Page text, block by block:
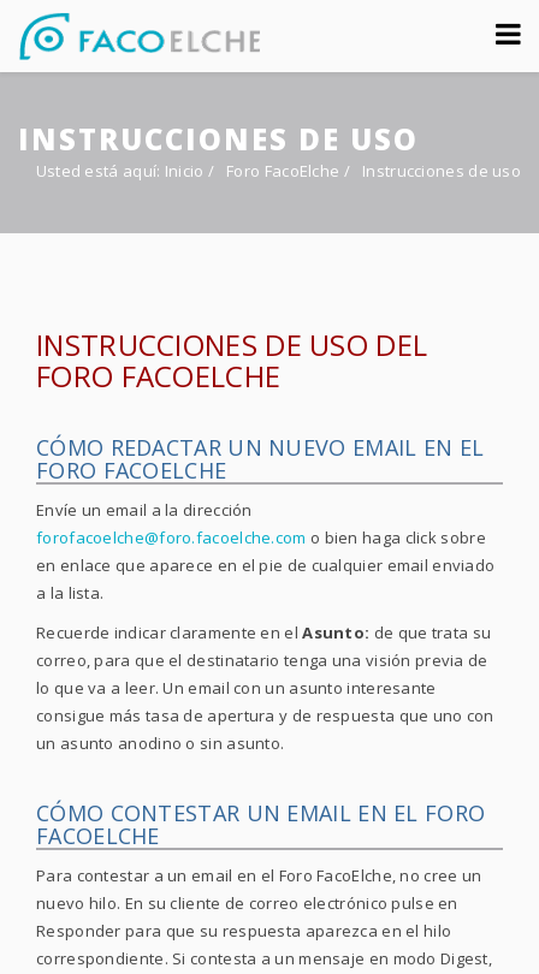
Sobre nosotros
Congreso
Contacto
INSTRUCCIONES DE USO
Usted está aquí: Inicio / Foro FacoElche / Instrucciones de uso
INSTRUCCIONES DE USO DEL
FORO FACOELCHE
CÓMO REDACTAR UN NUEVO EMAIL EN EL
FORO FACOELCHE
Envíe un email a la dirección
forofacoelche@foro.facoelche.com o bien haga click sobre
en enlace que aparece en el pie de cualquier email enviado
a la lista.
Recuerde indicar claramente en elAsunto: de que trata su
correo, para que el destinatario tenga una visión previa de
lo que va a leer. Un email con un asunto interesante
consigue más tasa de apertura y de respuesta que uno con
un asunto anodino o sin asunto.
CÓMO CONTESTAR UN EMAIL EN EL FORO
FACOELCHE
Para contestar a un email en el Foro FacoElche, no cree un
nuevo hilo. En su cliente de correo electrónico pulse en
Responder para que su respuesta aparezca en el hilo
correspondiente. Si contesta a un mensaje en modo Digest,